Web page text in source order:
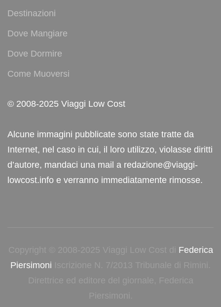
Destinazioni
Dove Mangiare
Dove Dormire
Come Muoversi
© 2008-2025 Viaggi Low Cost
Alcune immagini pubblicate sono state tratte da
Internet, nel caso in cui, il loro utilizzo, violasse diritti
d’autore, mandaci una mail a redazione@viaggi-
lowcost.info e verranno immediatamente rimosse.
Copyright © 2008-2025 Viaggi Low Cost di Federica
Piersimoni Iscrizione N. 7/2013 Tribunale di Rimini.
Direttrice ed editore del giornale, Federica
Piersimoni.